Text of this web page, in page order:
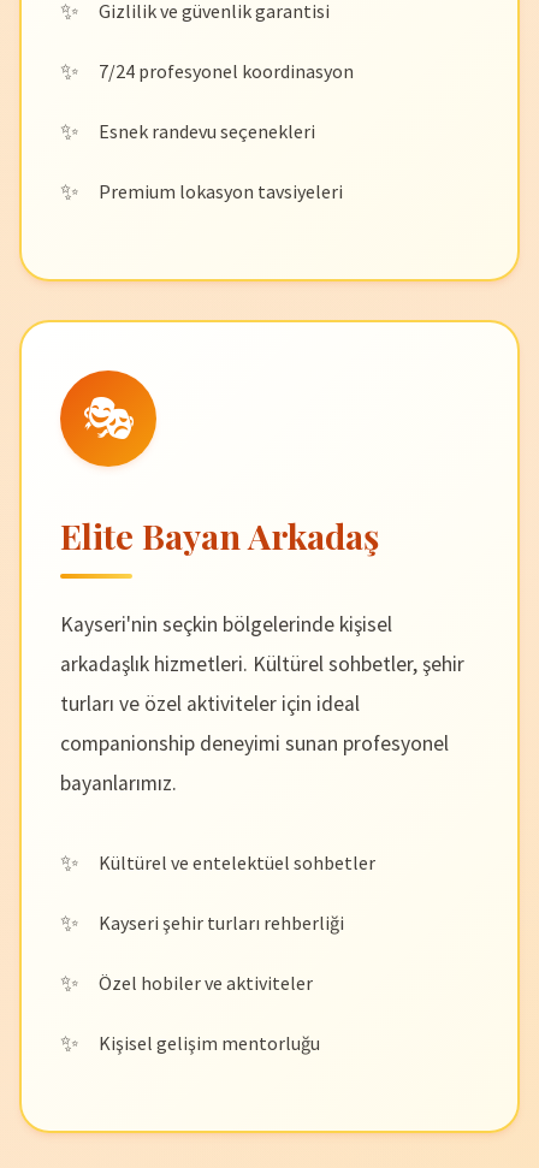
Gizlilik ve güvenlik garantisi
7/24 profesyonel koordinasyon
Esnek randevu seçenekleri
Premium lokasyon tavsiyeleri
🎭
Elite Bayan Arkadaş
Kayseri'nin seçkin bölgelerinde kişisel
arkadaşlık hizmetleri. Kültürel sohbetler, şehir
turları ve özel aktiviteler için ideal
companionship deneyimi sunan profesyonel
bayanlarımız.
Kültürel ve entelektüel sohbetler
Kayseri şehir turları rehberliği
Özel hobiler ve aktiviteler
Kişisel gelişim mentorluğu